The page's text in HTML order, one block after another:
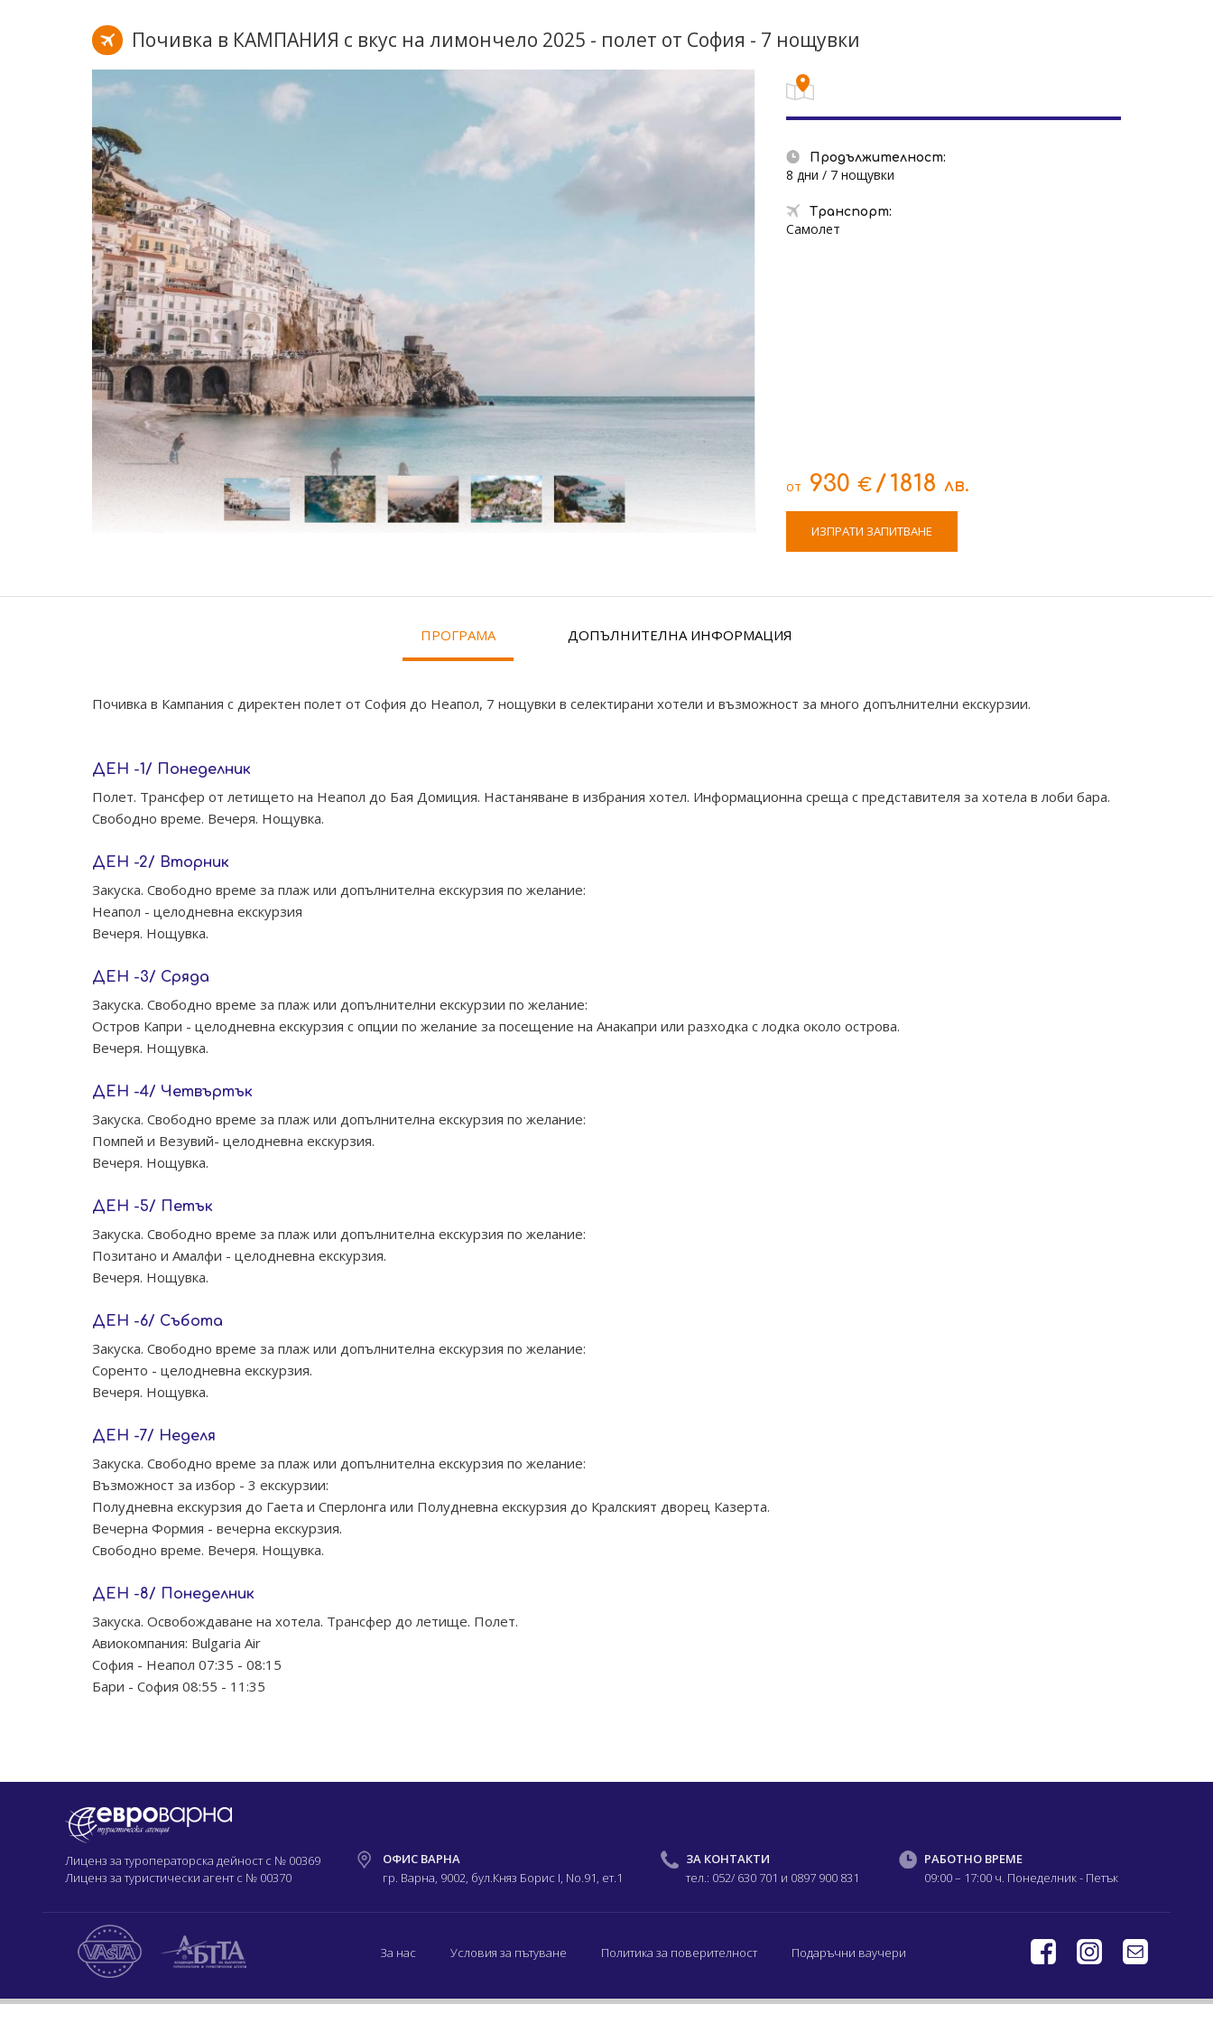
Почивка в КАМПАНИЯ с вкус на лимончело 2025 - полет от София - 7 нощувки
Продължителност:
8 дни / 7 нощувки
Транспорт:
Самолет
от 930 € /1818 лв.
ИЗПРАТИ ЗАПИТВАНЕ
ПРОГРАМА ДОПЪЛНИТЕЛНА ИНФОРМАЦИЯ
Почивка в Кампания с директен полет от София до Неапол, 7 нощувки в селектирани хотели и възможност за много допълнителни екскурзии.
ДЕН -1/ Понеделник
Полет. Трансфер от летището на Неапол до Бая Домиция. Настаняване в избрания хотел. Информационна среща с представителя за хотела в лоби бара.
Свободно време. Вечеря. Нощувка.
ДЕН -2/ Вторник
Закуска. Свободно време за плаж или допълнителна екскурзия по желание:
Неапол - целодневна екскурзия
Вечеря. Нощувка.
ДЕН -3/ Сряда
Закуска. Свободно време за плаж или допълнителни екскурзии по желание:
Остров Капри - целодневна екскурзия с опции по желание за посещение на Анакапри или разходка с лодка около острова.
Вечеря. Нощувка.
ДЕН -4/ Четвъртък
Закуска. Свободно време за плаж или допълнителна екскурзия по желание:
Помпей и Везувий- целодневна екскурзия.
Вечеря. Нощувка.
ДЕН -5/ Петък
Закуска. Свободно време за плаж или допълнителна екскурзия по желание:
Позитано и Амалфи - целодневна екскурзия.
Вечеря. Нощувка.
ДЕН -6/ Събота
Закуска. Свободно време за плаж или допълнителна екскурзия по желание:
Соренто - целодневна екскурзия.
Вечеря. Нощувка.
ДЕН -7/ Неделя
Закуска. Свободно време за плаж или допълнителна екскурзия по желание:
Възможност за избор - 3 екскурзии:
Полудневна екскурзия до Гаета и Сперлонга или Полудневна екскурзия до Кралският дворец Казерта.
Вечерна Формия - вечерна екскурзия.
Свободно време. Вечеря. Нощувка.
ДЕН -8/ Понеделник
Закуска. Освобождаване на хотела. Трансфер до летище. Полет.
Авиокомпания: Bulgaria Air
София - Неапол 07:35 - 08:15
Бари - София 08:55 - 11:35
Лиценз за туроператорска дейност с № 00369
Лиценз за туристически агент с № 00370
ОФИС ВАРНА
гр. Варна, 9002, бул.Княз Борис I, No.91, ет.1
ЗА КОНТАКТИ
тел.: 052/ 630 701 и 0897 900 831
РАБОТНО ВРЕМЕ
09:00 – 17:00 ч. Понеделник - Петък
За нас Условия за пътуване Политика за поверителност Подаръчни ваучери